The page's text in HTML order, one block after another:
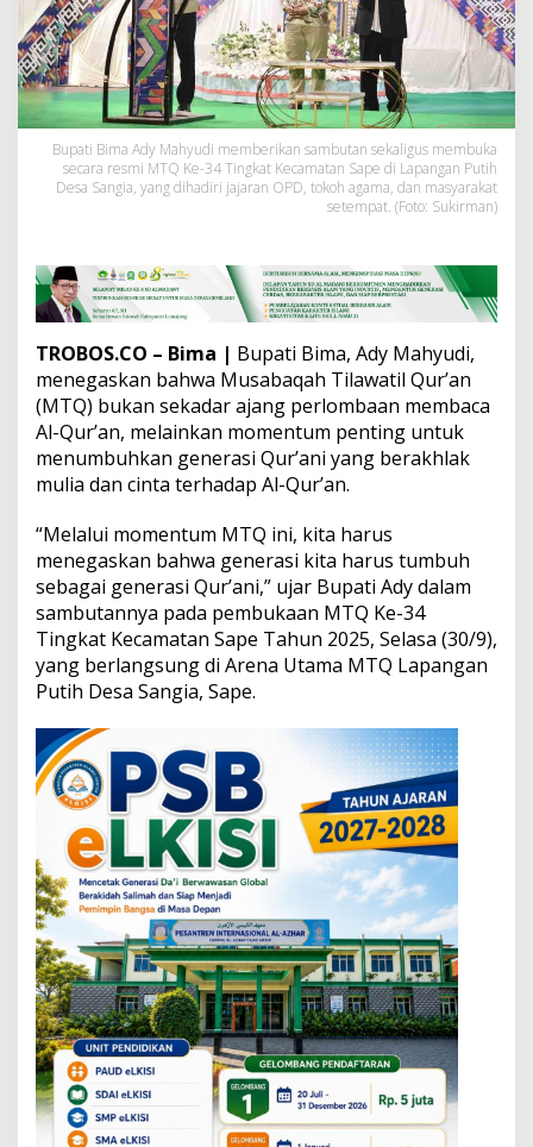
o
m
e
n
t
u
m
M
e
n
b
u
h
a
n
G
e
n
e
r
i
Q
u
a
n
i
Bupati Bima Ady Mahyudi memberikan sambutan sekaligus membuka
secara resmi MTQ Ke-34 Tingkat Kecamatan Sape di Lapangan Putih
Desa Sangia, yang dihadiri jajaran OPD, tokoh agama, dan masyarakat
setempat. (Foto: Sukirman)
TROBOS.CO – Bima | Bupati Bima, Ady Mahyudi,
menegaskan bahwa Musabaqah Tilawatil Qur’an
(MTQ) bukan sekadar ajang perlombaan membaca
Al-Qur’an, melainkan momentum penting untuk
menumbuhkan generasi Qur’ani yang berakhlak
mulia dan cinta terhadap Al-Qur’an.
“Melalui momentum MTQ ini, kita harus
menegaskan bahwa generasi kita harus tumbuh
sebagai generasi Qur’ani,” ujar Bupati Ady dalam
sambutannya pada pembukaan MTQ Ke-34
Tingkat Kecamatan Sape Tahun 2025, Selasa (30/9),
yang berlangsung di Arena Utama MTQ Lapangan
Putih Desa Sangia, Sape.